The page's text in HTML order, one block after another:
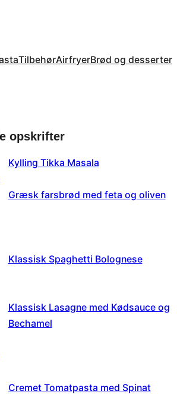
TilbehørAirfryerBrød og desserter
opskrifter
Kylling Tikka Masala
Græsk farsbrød med feta og oliven
Klassisk Spaghetti Bolognese
Klassisk Lasagne med Kødsauce og
Bechamel
Cremet Tomatpasta med Spinat